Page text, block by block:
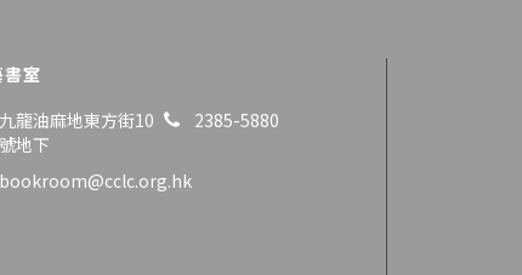
書室
九龍油麻地東方街10
號地下
2385-5880
bookroom@cclc.org.hk